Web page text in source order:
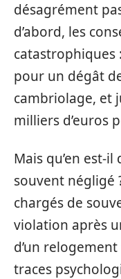
désagrément
d’abord, les
catastrophiques
pour un dégât
cambriolage, et
milliers d’euros
Mais qu’en est-
souvent négligé
chargés de
violation après
d’un
traces